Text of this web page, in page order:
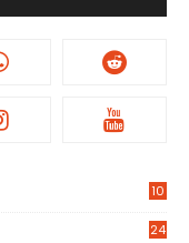
10
24